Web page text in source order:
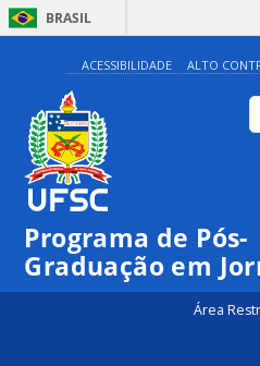
BRASIL
ACESSIBILIDADE ALTO
Programa de Pós-
Graduação em
Área